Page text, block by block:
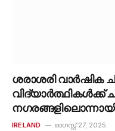
ശരാശരി വാർഷിക
വിദ്യാർത്ഥികൾക്ക്
നഗരങ്ങളിലൊന്നായി
IRELAND ഓഗസ്റ്റ്‌ 27, 2025